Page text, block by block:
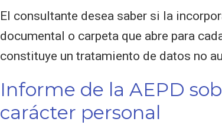
El consultante desea saber si la
documental o carpeta que abre para
constituye un tratamiento de datos no
Informe de la AEPD
carácter personal